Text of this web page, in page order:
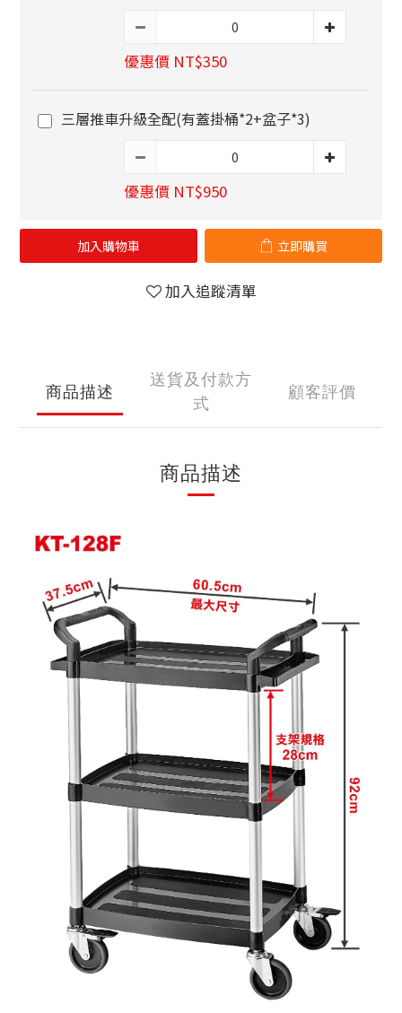
優惠價 NT$350
三層推車升級全配(有蓋掛桶*2+盆子*3)
優惠價 NT$950
加入購物車 立即購買
加入追蹤清單
商品描述
送貨及付款方
式
顧客評價
商品描述